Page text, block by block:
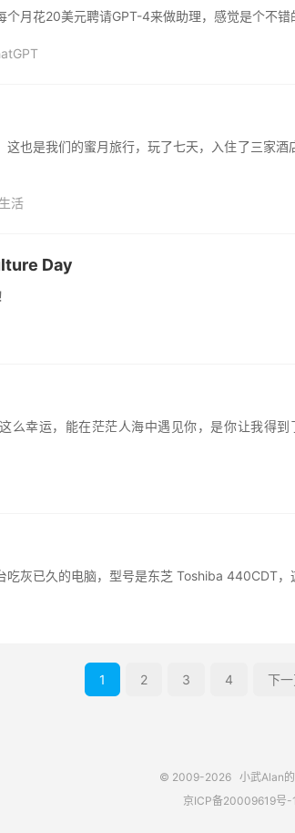
个月花20美元聘请GPT-4来做助理，感觉是个不
这也是我们的蜜月旅行，玩了七天，入住了三家
生活
Day
么幸运，能在茫茫人海中遇见你，是你让我得
吃灰已久的电脑，型号是东芝 Toshiba 440CDT
1 2 3 4 下
© 2009-2026 小武Alan
京ICP备20009619号-1